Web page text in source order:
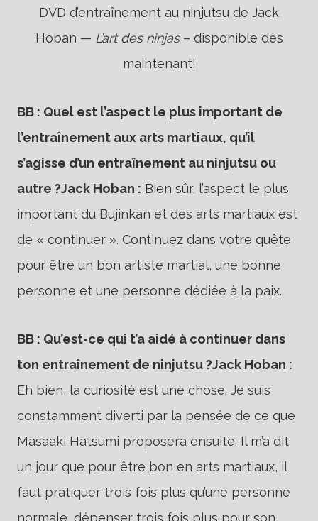
DVD d’entraînement au ninjutsu de Jack
Hoban — L’art des ninjas– disponible dès
maintenant!
BB : Quel est l’aspect le plus important de
l’entraînement aux arts martiaux, qu’il
s’agisse d’un entraînement au ninjutsu ou
autre ?Jack Hoban : Bien sûr, l’aspect le plus
important du Bujinkan et des arts martiaux est
de « continuer ». Continuez dans votre quête
pour être un bon artiste martial, une bonne
personne et une personne dédiée à la paix.
BB : Qu’est-ce qui t’a aidé à continuer dans
ton entraînement de ninjutsu ?Jack Hoban :
Eh bien, la curiosité est une chose. Je suis
constamment diverti par la pensée de ce que
Masaaki Hatsumi proposera ensuite. Il m’a dit
un jour que pour être bon en arts martiaux, il
faut pratiquer trois fois plus qu’une personne
normale, dépenser trois fois plus pour son